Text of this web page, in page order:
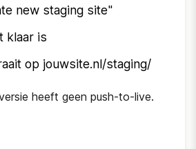
new staging site"
klaar is
op jouwsite.nl/staging/
heeft geen push-to-live.